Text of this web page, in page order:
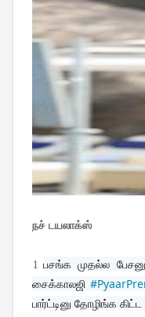
நச் டயலாக்ஸ்
1பசங்க முதல்ல
சைக்காலஜி
பார்ட்டினு தோழிங்க